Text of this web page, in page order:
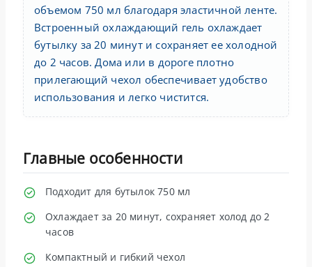
объемом 750 мл благодаря эластичной ленте.
Встроенный охлаждающий гель охлаждает
бутылку за 20 минут и сохраняет ее холодной
до 2 часов. Дома или в дороге плотно
прилегающий чехол обеспечивает удобство
использования и легко чистится.
Главные особенности
Подходит для бутылок 750 мл
Охлаждает за 20 минут, сохраняет холод до 2
часов
Компактный и гибкий чехол